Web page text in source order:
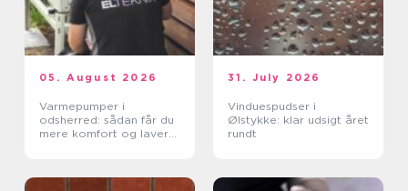
05. August 2026
Varmepumper i
odsherred: sådan får du
mere komfort og lavere
31. July 2026
Vinduespudser i
Ølstykke: klar udsigt året
rundt